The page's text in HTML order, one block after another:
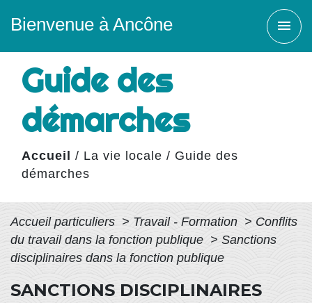
Bienvenue à Ancône menu
Guide des
démarches
Accueil / La vie locale / Guide des
démarches
Accueil particuliers > Travail - Formation > Conflits
du travail dans la fonction publique > Sanctions
disciplinaires dans la fonction publique
SANCTIONS DISCIPLINAIRES